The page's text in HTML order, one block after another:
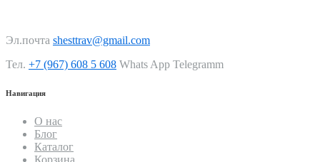
Эл.почта shesttrav@gmail.com
Тел. +7 (967) 608 5 608 Whats App Telegramm
Навигация
О нас
Блог
Каталог
Корзина